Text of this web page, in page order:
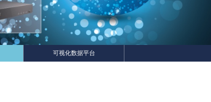
可视化数据平台